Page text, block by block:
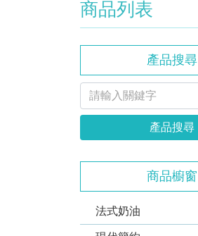
商品列表
產品搜尋
產品搜尋
商品櫥窗
法式奶油